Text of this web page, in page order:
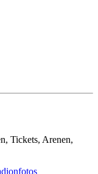
Tickets, Arenen,